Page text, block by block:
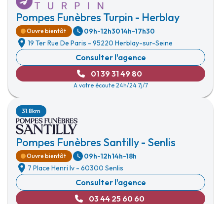
Pompes Funèbres Turpin - Herblay
Ouvre bientôt 09h-12h3014h-17h30
19 Ter Rue De Paris - 95220 Herblay-sur-Seine
Consulter l'agence
01 39 31 49 80
A votre écoute 24h/24 7j/7
Pompes Funèbres Santilly - Senlis
31.8km
Ouvre bientôt 09h-12h14h-18h
7 Place Henri Iv - 60300 Senlis
Consulter l'agence
03 44 25 60 60